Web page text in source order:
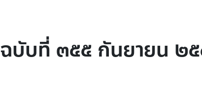
ฉบับที่ ๓๕๕ กันยายน ๒